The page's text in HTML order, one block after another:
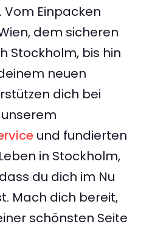
Einpacken
dem sicheren
Stockholm, bis hin
neuen
dich bei
und fundierten
in Stockholm,
du dich im Nu
Mach dich bereit,
schönsten Seite